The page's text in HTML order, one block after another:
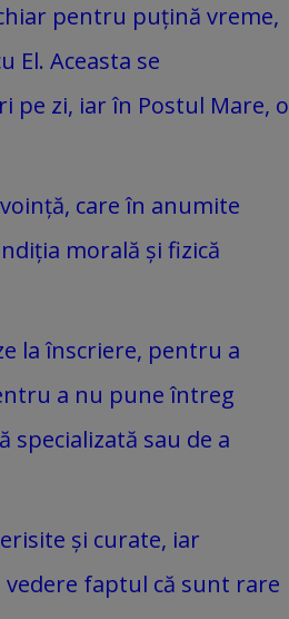
pentru puțină vreme,
El. Aceasta se
pe zi, iar în Postul Mare, o
care în anumite
morală și fizică
la înscriere, pentru a
a nu pune întreg
sau de a
și curate, iar
faptul că sunt rare